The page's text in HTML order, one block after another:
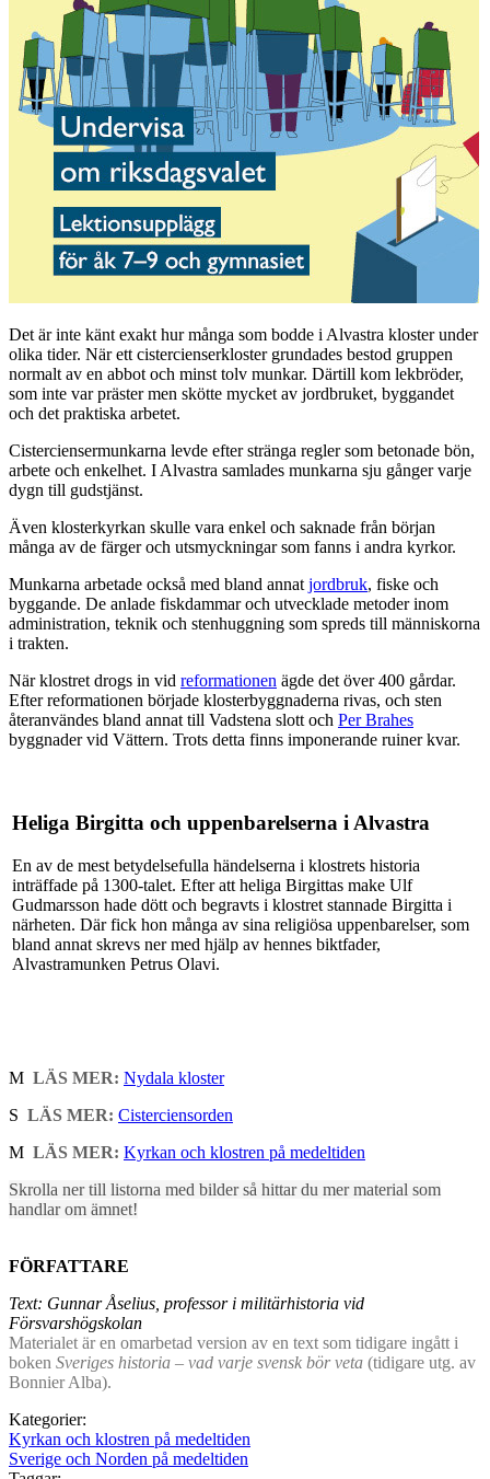
Det är inte känt exakt hur många som bodde i Alvastra kloster under
olika tider. När ett cistercienserkloster grundades bestod gruppen
normalt av en abbot och minst tolv munkar. Därtill kom lekbröder,
som inte var präster men skötte mycket av jordbruket, byggandet
och det praktiska arbetet.
Cisterciensermunkarna levde efter stränga regler som betonade bön,
arbete och enkelhet. I Alvastra samlades munkarna sju gånger varje
dygn till gudstjänst.
Även klosterkyrkan skulle vara enkel och saknade från början
många av de färger och utsmyckningar som fanns i andra kyrkor.
Munkarna arbetade också med bland annat jordbruk, fiske och
byggande. De anlade fiskdammar och utvecklade metoder inom
administration, teknik och stenhuggning som spreds till människorna
i trakten.
När klostret drogs in vid reformationen ägde det över 400 gårdar.
Efter reformationen började klosterbyggnaderna rivas, och sten
återanvändes bland annat till Vadstena slott och Per Brahes
byggnader vid Vättern. Trots detta finns imponerande ruiner kvar.
Heliga Birgitta och uppenbarelserna i Alvastra
En av de mest betydelsefulla händelserna i klostrets historia
inträffade på 1300-talet. Efter att heliga Birgittas make Ulf
Gudmarsson hade dött och begravts i klostret stannade Birgitta i
närheten. Där fick hon många av sina religiösa uppenbarelser, som
bland annat skrevs ner med hjälp av hennes biktfader,
Alvastramunken Petrus Olavi.
M LÄS MER: Nydala kloster
S LÄS MER: Cisterciensorden
M LÄS MER: Kyrkan och klostren på medeltiden
Skrolla ner till listorna med bilder så hittar du mer material som
handlar om ämnet!
FÖRFATTARE
Text: Gunnar Åselius, professor i militärhistoria vid
Försvarshögskolan
Materialet är en omarbetad version av en text som tidigare ingått i
boken Sveriges historia – vad varje svensk bör veta (tidigare utg. av
Bonnier Alba).
Kategorier:
Kyrkan och klostren på medeltiden
Sverige och Norden på medeltiden